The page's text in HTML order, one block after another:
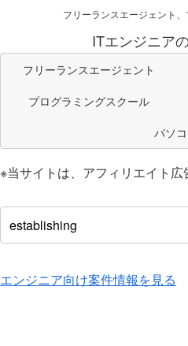
フリーランスエージェント
ITエンジニア
フリーランスエージェント
プログラミングスクール
パソ
※当サイトは、アフィリエイト広
エンジニア向け案件情報を見る